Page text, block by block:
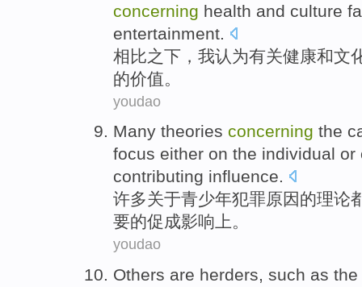
concerning health and culture
entertainment.
相比之下， 我认为有关健康和文
的价值。
youdao
Many theories concerning the
focus either on the individual or
contributing influence.
许多关于青少年犯罪原因的理论
要的促成影响 上。
youdao
Others are herders, such as the